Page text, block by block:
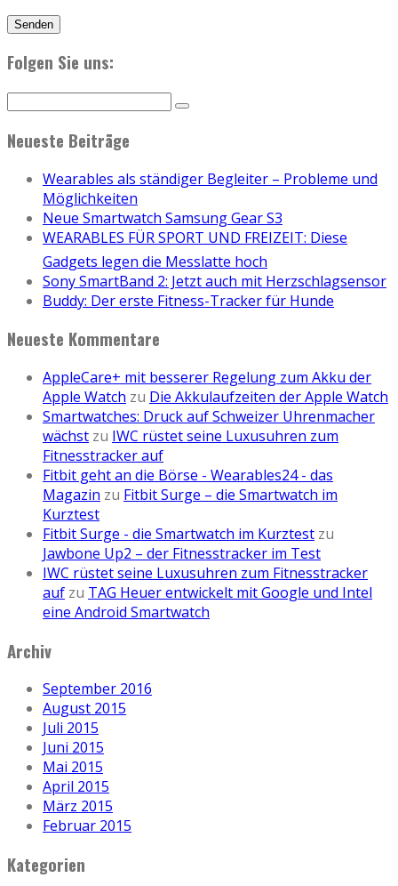
Folgen Sie uns:
Neueste Beiträge
Wearables als ständiger Begleiter – Probleme und
Möglichkeiten
Neue Smartwatch Samsung Gear S3
WEARABLES FÜR SPORT UND FREIZEIT: Diese
Gadgets legen die Messlatte hoch
Sony SmartBand 2: Jetzt auch mit Herzschlagsensor
Buddy: Der erste Fitness-Tracker für Hunde
Neueste Kommentare
AppleCare+ mit besserer Regelung zum Akku der
Apple Watch zu Die Akkulaufzeiten der Apple Watch
Smartwatches: Druck auf Schweizer Uhrenmacher
wächst zu IWC rüstet seine Luxusuhren zum
Fitnesstracker auf
Fitbit geht an die Börse - Wearables24 - das
Magazin zu Fitbit Surge – die Smartwatch im
Kurztest
Fitbit Surge - die Smartwatch im Kurztest zu
Jawbone Up2 – der Fitnesstracker im Test
IWC rüstet seine Luxusuhren zum Fitnesstracker
auf zu TAG Heuer entwickelt mit Google und Intel
eine Android Smartwatch
Archiv
September 2016
August 2015
Juli 2015
Juni 2015
Mai 2015
April 2015
März 2015
Februar 2015
Kategorien